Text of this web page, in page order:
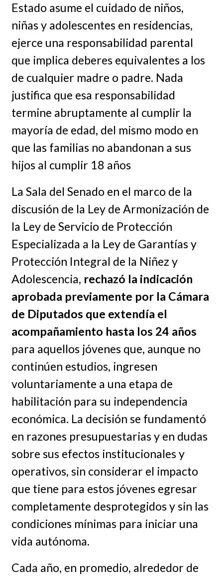
Estado asume el cuidado de niños,
niñas y adolescentes en residencias,
ejerce una responsabilidad parental
que implica deberes equivalentes a los
de cualquier madre o padre. Nada
justifica que esa responsabilidad
termine abruptamente al cumplir la
mayoría de edad, del mismo modo en
que las familias no abandonan a sus
hijos al cumplir 18 años
La Sala del Senado en el marco de la
discusión de la Ley de Armonización de
la Ley de Servicio de Protección
Especializada a la Ley de Garantías y
Protección Integral de la Niñez y
Adolescencia, rechazó la indicación
aprobada previamente por la Cámara
de Diputados que extendía el
acompañamiento hasta los 24 años
para aquellos jóvenes que, aunque no
continúen estudios, ingresen
voluntariamente a una etapa de
habilitación para su independencia
económica. La decisión se fundamentó
en razones presupuestarias y en dudas
sobre sus efectos institucionales y
operativos, sin considerar el impacto
que tiene para estos jóvenes egresar
completamente desprotegidos y sin las
condiciones mínimas para iniciar una
vida autónoma.
Cada año, en promedio, alrededor de